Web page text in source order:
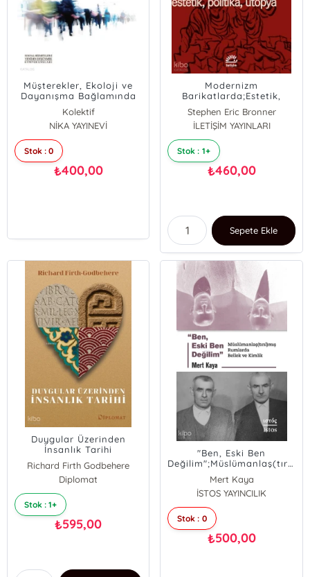
Müşterekler, Ekoloji ve
Dayanışma Bağlamında
Sosyal Hizmet
Kolektif
NİKA YAYINEVİ
Stok : 0
₺400,00
Modernizm
Barikatlarda;Estetik,
Politika, Ütopya
Stephen Eric Bronner
İLETİŞİM YAYINLARI
Stok : 1+
₺460,00
Sepete Ekle
Duygular Üzerinden
İnsanlık Tarihi
Richard Firth Godbehere
Diplomat
Stok : 1+
₺595,00
"Ben, Eski Ben
Mert Kaya
İSTOS YAYINCILIK
Stok : 0
₺500,00